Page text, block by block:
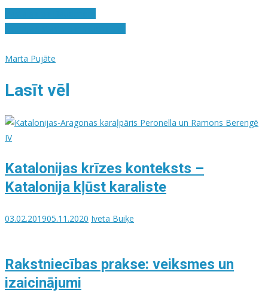
Marta Pujāte
Lasīt vēl
Katalonijas krīzes konteksts –
Katalonija kļūst karaliste
03.02.201905.11.2020 Iveta Buiķe
Rakstniecības prakse: veiksmes un
izaicinājumi